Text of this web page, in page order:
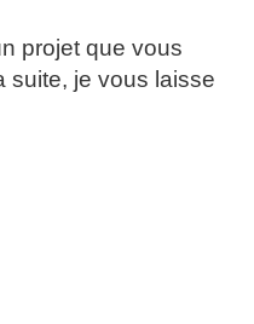
projet que vous
suite, je vous laisse